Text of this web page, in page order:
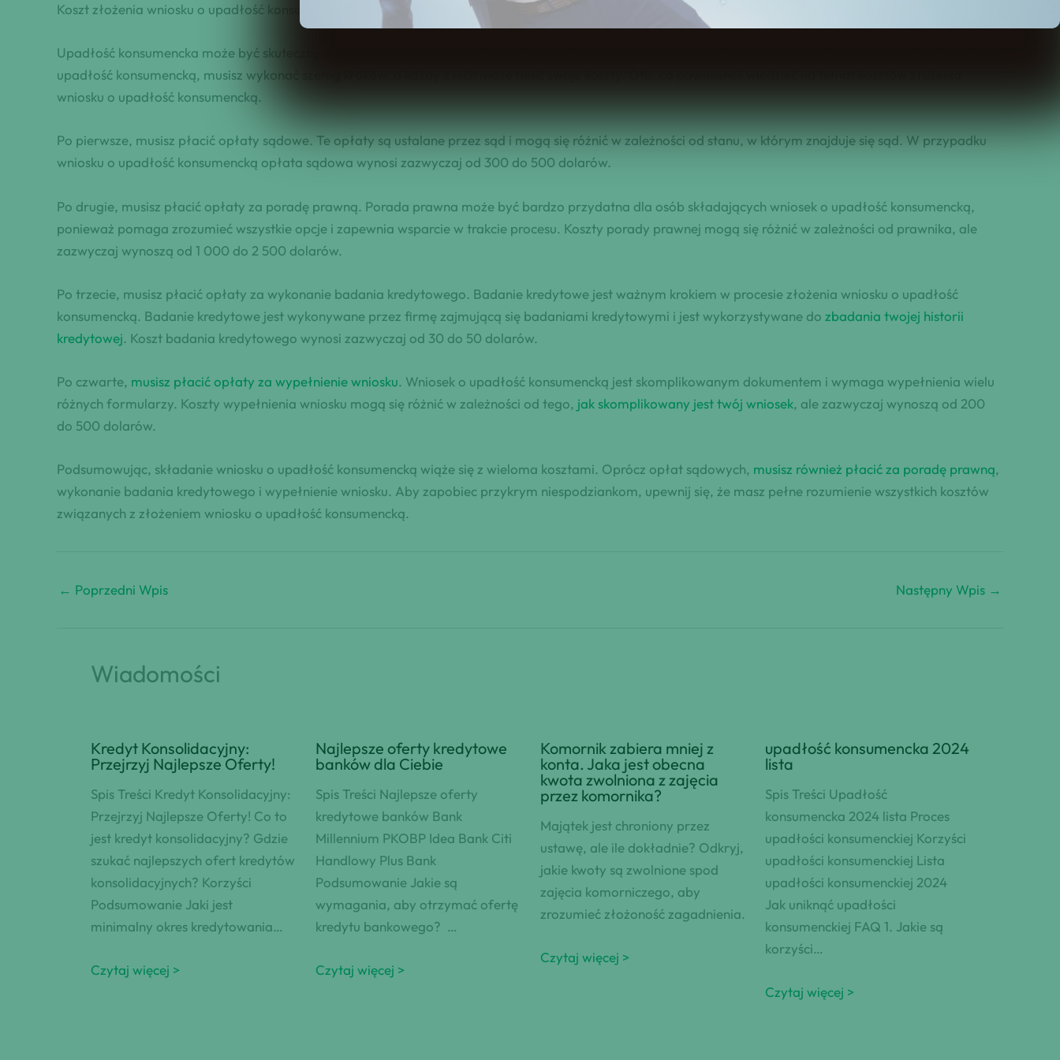
Koszt złożenia wniosku o upadłość konsumencką
Upadłość konsumencka może być skutecznym sposobem na uwolnienie się od długów, ale może również wiązać się z wysokimi kosztami. Aby złożyć wniosek o
upadłość konsumencką, musisz wykonać szereg kroków, a każdy z nich może mieć swoje koszty. Oto, co powinieneś wiedzieć na temat kosztów złożenia
wniosku o upadłość konsumencką.
Po pierwsze, musisz płacić opłaty sądowe. Te opłaty są ustalane przez sąd i mogą się różnić w zależności od stanu, w którym znajduje się sąd. W przypadku
wniosku o upadłość konsumencką opłata sądowa wynosi zazwyczaj od 300 do 500 dolarów.
Po drugie, musisz płacić opłaty za poradę prawną. Porada prawna może być bardzo przydatna dla osób składających wniosek o upadłość konsumencką,
ponieważ pomaga zrozumieć wszystkie opcje i zapewnia wsparcie w trakcie procesu. Koszty porady prawnej mogą się różnić w zależności od prawnika, ale
zazwyczaj wynoszą od 1 000 do 2 500 dolarów.
Po trzecie, musisz płacić opłaty za wykonanie badania kredytowego. Badanie kredytowe jest ważnym krokiem w procesie złożenia wniosku o upadłość
konsumencką. Badanie kredytowe jest wykonywane przez firmę zajmującą się badaniami kredytowymi i jest wykorzystywane do zbadania twojej historii
kredytowej. Koszt badania kredytowego wynosi zazwyczaj od 30 do 50 dolarów.
Po czwarte, musisz płacić opłaty za wypełnienie wniosku. Wniosek o upadłość konsumencką jest skomplikowanym dokumentem i wymaga wypełnienia wielu
różnych formularzy. Koszty wypełnienia wniosku mogą się różnić w zależności od tego, jak skomplikowany jest twój wniosek, ale zazwyczaj wynoszą od 200
do 500 dolarów.
Podsumowując, składanie wniosku o upadłość konsumencką wiąże się z wieloma kosztami. Oprócz opłat sądowych, musisz również płacić za poradę prawną,
wykonanie badania kredytowego i wypełnienie wniosku. Aby zapobiec przykrym niespodziankom, upewnij się, że masz pełne rozumienie wszystkich kosztów
związanych z złożeniem wniosku o upadłość konsumencką.
← Poprzedni Wpis Następny Wpis →
Wiadomości
Kredyt Konsolidacyjny:
Przejrzyj Najlepsze Oferty!
Spis Treści Kredyt Konsolidacyjny:
Przejrzyj Najlepsze Oferty! Co to
jest kredyt konsolidacyjny? Gdzie
szukać najlepszych ofert kredytów
konsolidacyjnych? Korzyści
Podsumowanie Jaki jest
minimalny okres kredytowania…
Czytaj więcej >
Najlepsze oferty kredytowe
banków dla Ciebie
Spis Treści Najlepsze oferty
kredytowe banków Bank
Millennium PKOBP Idea Bank Citi
Handlowy Plus Bank
Podsumowanie Jakie są
wymagania, aby otrzymać ofertę
kredytu bankowego? …
Czytaj więcej >
Komornik zabiera mniej z
konta. Jaka jest obecna
kwota zwolniona z zajęcia
przez komornika?
Majątek jest chroniony przez
ustawę, ale ile dokładnie? Odkryj,
jakie kwoty są zwolnione spod
zajęcia komorniczego, aby
zrozumieć złożoność zagadnienia.
Czytaj więcej >
upadłość konsumencka 2024
lista
Spis Treści Upadłość
konsumencka 2024 lista Proces
upadłości konsumenckiej Korzyści
upadłości konsumenckiej Lista
upadłości konsumenckiej 2024
Jak uniknąć upadłości
konsumenckiej FAQ 1. Jakie są
korzyści…
Czytaj więcej >